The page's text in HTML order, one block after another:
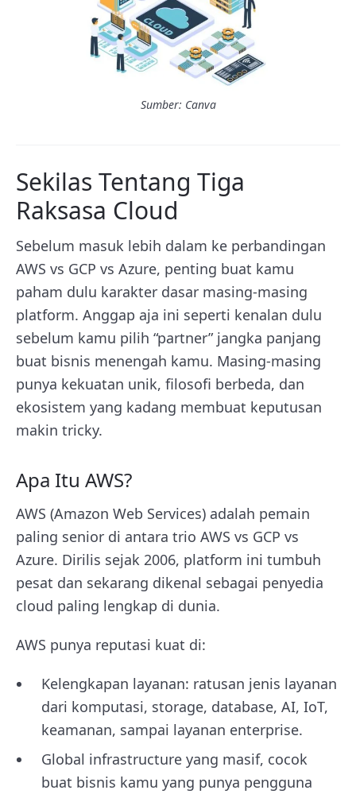
Sumber: Canva
Sekilas Tentang Tiga
Raksasa Cloud
Sebelum masuk lebih dalam ke perbandingan
AWS vs GCP vs Azure, penting buat kamu
paham dulu karakter dasar masing-masing
platform. Anggap aja ini seperti kenalan dulu
sebelum kamu pilih “partner” jangka panjang
buat bisnis menengah kamu. Masing-masing
punya kekuatan unik, filosofi berbeda, dan
ekosistem yang kadang membuat keputusan
makin tricky.
Apa Itu AWS?
AWS (Amazon Web Services) adalah pemain
paling senior di antara trio AWS vs GCP vs
Azure. Dirilis sejak 2006, platform ini tumbuh
pesat dan sekarang dikenal sebagai penyedia
cloud paling lengkap di dunia.
AWS punya reputasi kuat di:
Kelengkapan layanan: ratusan jenis layanan
dari komputasi, storage, database, AI, IoT,
keamanan, sampai layanan enterprise.
Global infrastructure yang masif, cocok
buat bisnis kamu yang punya pengguna